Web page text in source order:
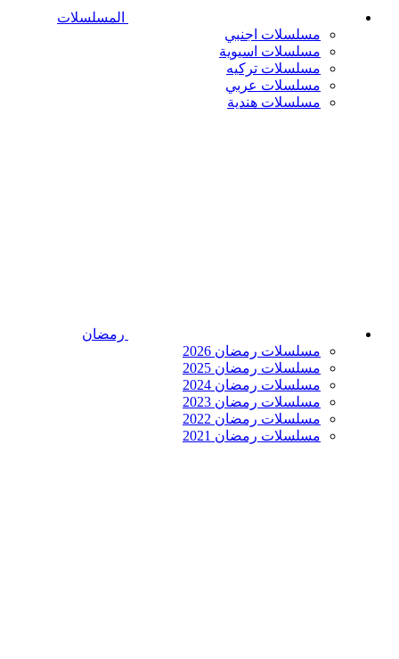
المسلسلات
مسلسلات اجنبي
مسلسلات اسيوية
مسلسلات تركيه
مسلسلات عربي
مسلسلات هندية
رمضان
مسلسلات رمضان 2026
مسلسلات رمضان 2025
مسلسلات رمضان 2024
مسلسلات رمضان 2023
مسلسلات رمضان 2022
مسلسلات رمضان 2021